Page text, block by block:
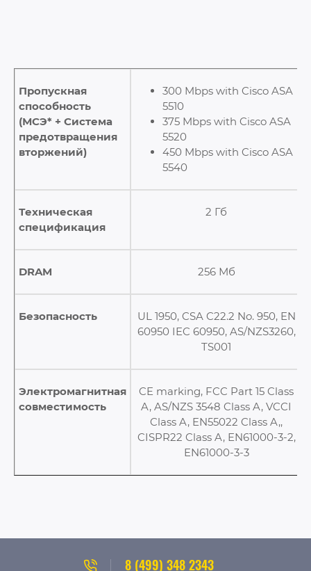
Пропускная
способность
(МСЭ* + Система
предотвращения
вторжений)
300 Mbps with Cisco ASA
5510
375 Mbps with Cisco ASA
5520
450 Mbps with Cisco ASA
5540
Техническая
спецификация
2 Гб
DRAM 256 Мб
Безопасность
UL 1950, CSA C22.2 No. 950, EN
60950 IEC 60950, AS/NZS3260,
TS001
Электромагнитная
совместимость
CE marking, FCC Part 15 Class
A, AS/NZS 3548 Class A, VCCI
Class A, EN55022 Class A,,
CISPR22 Class A, EN61000-3-2,
EN61000-3-3
8 (499) 348 2343